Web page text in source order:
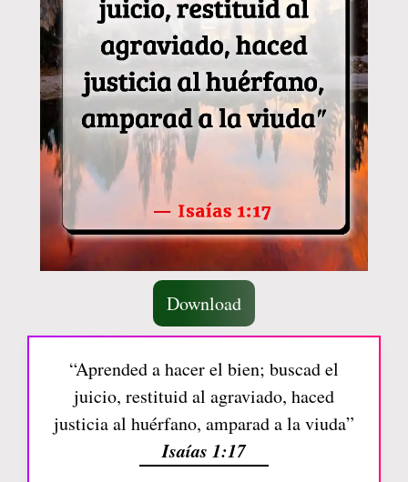
Download
“Aprended a hacer el bien; buscad el
juicio, restituid al agraviado, haced
justicia al huérfano, amparad a la viuda”
Isaías 1:17